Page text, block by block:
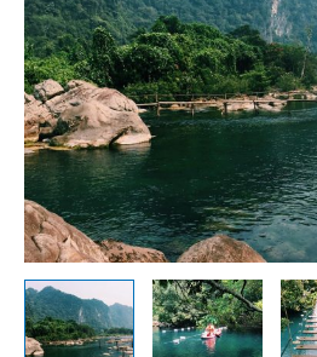
động
Thiên
Đường
tour
đoàn
số
lượng